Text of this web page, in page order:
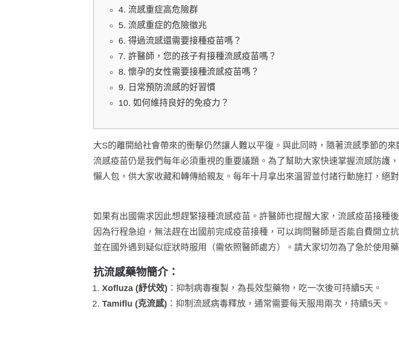
4. 流感重症高危險群
5. 流感重症的危險徵兆
6. 得過流感還需要接種疫苗嗎？
7. 許醫師，您的孩子有接種流感疫苗嗎？
8. 懷孕的女性需要接種流感疫苗嗎？
9. 日常預防流感的好習慣
10. 如何維持良好的免疫力？
大S的離開給社會帶來的衝擊仍然讓人難以平復。與此同時，隨著流感季節的
流感疫苗仍是我們每年必須重視的重要議題。為了幫助大家快速掌握流感防護
懶人包，供大家收藏和轉傳給親友。每年十月拿出來溫習並付諸行動施打，絕
如果有出國需求因此想趕緊接種流感疫苗。許醫師也提醒大家，流感疫苗接種
因為行程急迫，無法趕在出國前完成疫苗接種，可以詢問醫師是否能自費開立
並在國外遇到疑似症狀時服用（需依照醫師處方）。請大家切勿為了急於使用
抗流感藥物簡介：
Xofluza (紓伏效) ：抑制病毒複製，為長效型藥物，吃一次後可持續5天。
Tamiflu (克流感) ：抑制流感病毒釋放，通常需要每天服用兩次，持續5天。